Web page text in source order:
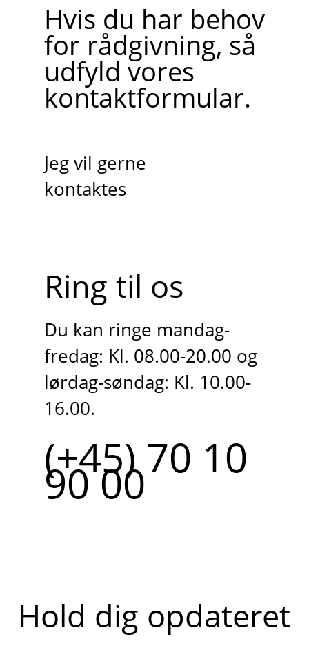
Hvis du har behov
for rådgivning, så
udfyld vores
kontaktformular.
Jeg vil gerne
kontaktes
Ring til os
Du kan ringe mandag-
fredag: Kl. 08.00-20.00 og
lørdag-søndag: Kl. 10.00-
16.00.
(+45) 70 10
90 00
Hold dig opdateret